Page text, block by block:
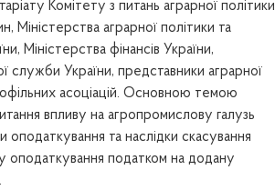
Комітету з питань аграрної політики
Міністерства аграрної політики та
Міністерства фінансів України,
служби України, представники аграрної
асоціацій. Основною темою
впливу на агропромислову галузь
оподаткування та наслідки скасування
оподаткування податком на додану